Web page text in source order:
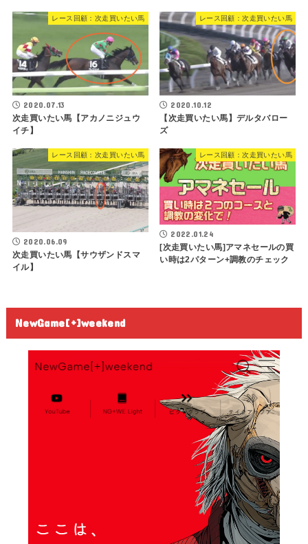
レース回顧：次走買いたい馬
2020.07.13
次走買いたい馬【アカノニジュウ
イチ】
レース回顧：次走買いたい馬
2020.10.12
【次走買いたい馬】デルタバロー
ズ
レース回顧：次走買いたい馬
2020.06.09
次走買いたい馬【サウザンドスマ
イル】
レース回顧：次走買いたい馬
2022.01.24
[次走買いたい馬]アマネセールの買
い時は2パターン+調教のチェック
NewGame[+]weekend